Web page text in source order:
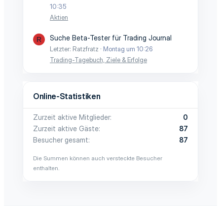
10:35
Aktien
R Suche Beta-Tester für Trading Journal
Letzter: Ratzfratz
Montag um 10:26
Trading-Tagebuch, Ziele & Erfolge
Online-Statistiken
Zurzeit aktive Mitglieder
0
Zurzeit aktive Gäste
87
Besucher gesamt
87
Die Summen können auch versteckte Besucher
enthalten.